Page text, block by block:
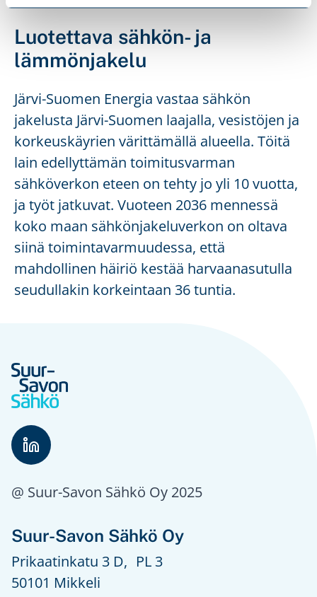
Luotettava sähkön- ja
lämmönjakelu
Järvi-Suomen Energia vastaa sähkön
jakelusta Järvi-Suomen laajalla, vesistöjen ja
korkeuskäyrien värittämällä alueella. Töitä
lain edellyttämän toimitusvarman
sähköverkon eteen on tehty jo yli 10 vuotta,
ja työt jatkuvat. Vuoteen 2036 mennessä
koko maan sähkönjakeluverkon on oltava
siinä toimintavarmuudessa, että
mahdollinen häiriö kestää harvaanasutulla
seudullakin korkeintaan 36 tuntia.
@ Suur-Savon Sähkö Oy 2025
Suur-Savon Sähkö Oy
Prikaatinkatu 3 D, PL 3
50101 Mikkeli